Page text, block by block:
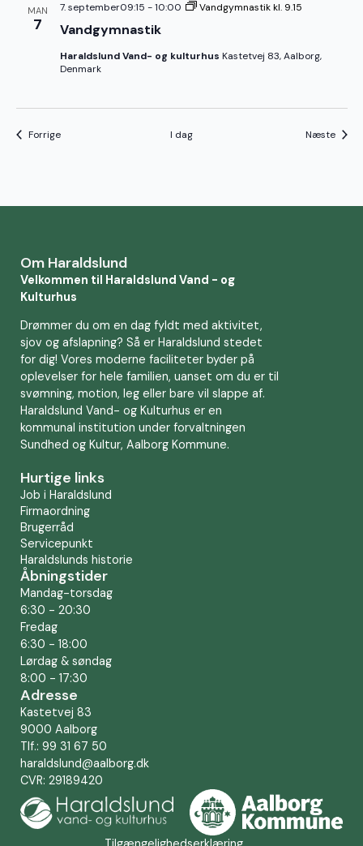
MAN
7 Vandgymnastik
7. september09:15 -10:00 Vandgymnastik kl. 9.15
Haraldslund Vand- og kulturhus Kastetvej 83, Aalborg,
Denmark
ForrigeBegivenheder I dag Næste
Om Haraldslund
Velkommen til Haraldslund Vand - og
Kulturhus
Drømmer du om en dag fyldt med aktivitet,
sjov og afslapning? Så er Haraldslund stedet
for dig! Vores moderne faciliteter byder på
oplevelser for hele familien, uanset om du er til
svømning, motion, leg eller bare vil slappe af.
Haraldslund Vand- og Kulturhus er en
kommunal institution under forvaltningen
Sundhed og Kultur, Aalborg Kommune.
Hurtige links
Job i Haraldslund
Firmaordning
Brugerråd
Servicepunkt
Haraldslunds historie
Åbningstider
Mandag-torsdag
6:30 - 20:30
Fredag
6:30 - 18:00
Lørdag & søndag
8:00 - 17:30
Adresse
Kastetvej 83
9000 Aalborg
Tlf.: 99 31 67 50
haraldslund@aalborg.dk
CVR: 29189420